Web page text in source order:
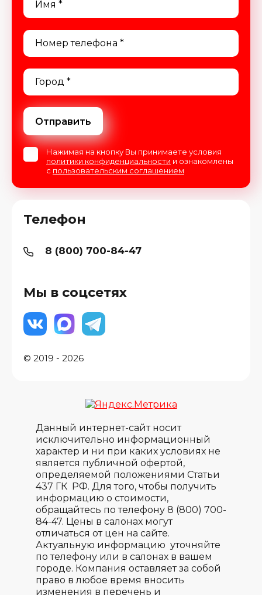
© 2019 - 2026
Телефон
8 (800) 700-84-47
Мы в соцсетях
Нажимая на кнопку Вы принимаете условия
политики конфиденциальности и ознакомлены
с пользовательским соглашением
Отправить
Данный интернет-сайт носит
исключительно информационный
характер и ни при каких условиях не
является публичной офертой,
определяемой положениями Статьи
437 ГК РФ. Для того, чтобы получить
информацию о стоимости,
обращайтесь по телефону 8 (800) 700-
84-47. Цены в салонах могут
отличаться от цен на сайте.
Актуальную информацию уточняйте
по телефону или в салонах в вашем
городе. Компания оставляет за собой
право в любое время вносить
изменения в перечень и